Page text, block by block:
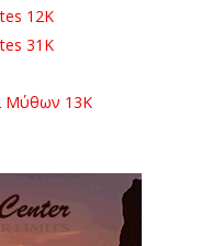
12K
31K
Μύθων 13Κ